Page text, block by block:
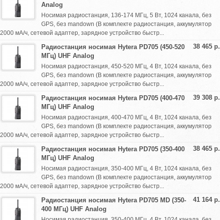
Analog
Носимая радиостанция, 136-174 МГц, 5 Вт, 1024 канала, без
GPS, без mandown (В комплекте радиостанция, аккумулятор
2000 мА/ч, сетевой адаптер, зарядное устройство быстр...
38 465 р.
Радиостанция носимая Hytera PD705 (450-520
МГц) UHF Analog
Носимая радиостанция, 450-520 МГц, 4 Вт, 1024 канала, без
GPS, без mandown (В комплекте радиостанция, аккумулятор
2000 мА/ч, сетевой адаптер, зарядное устройство быстр...
39 308 р.
Радиостанция носимая Hytera PD705 (400-470
МГц) UHF Analog
Носимая радиостанция, 400-470 МГц, 4 Вт, 1024 канала, без
GPS, без mandown (В комплекте радиостанция, аккумулятор
2000 мА/ч, сетевой адаптер, зарядное устройство быстр...
38 465 р.
Радиостанция носимая Hytera PD705 (350-400
МГц) UHF Analog
Носимая радиостанция, 350-400 МГц, 4 Вт, 1024 канала, без
GPS, без mandown (В комплекте радиостанция, аккумулятор
2000 мА/ч, сетевой адаптер, зарядное устройство быстр...
41 164 р.
Радиостанция носимая Hytera PD705 MD (350-
400 МГц) UHF Analog